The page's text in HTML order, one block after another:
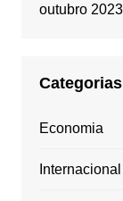
outubro 2023
Categorias
Economia
Internacional